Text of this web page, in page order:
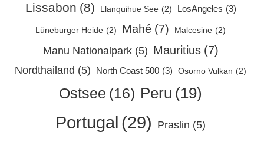
Lissabon (8) Llanquihue See (2) LosAngeles (3)
Lüneburger Heide (2) Mahé (7) Malcesine (2)
Manu Nationalpark (5) Mauritius (7)
Nordthailand (5) North Coast 500 (3) Osorno Vulkan (2)
Ostsee (16) Peru (19)
Portugal (29) Praslin (5)